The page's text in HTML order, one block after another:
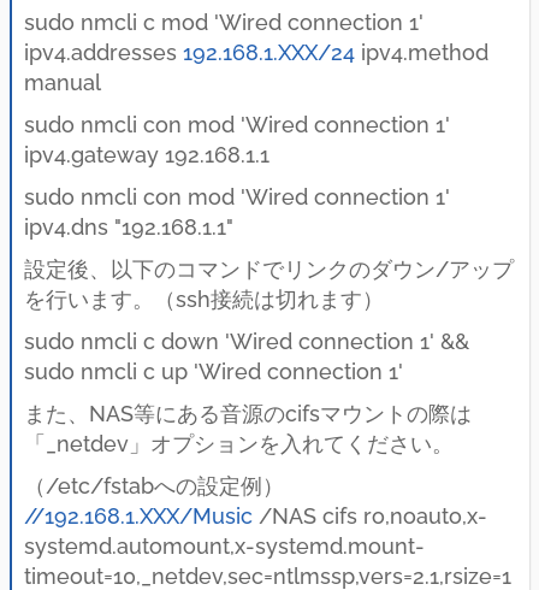
sudo nmcli c mod 'Wired connection 1'
ipv4.addresses 192.168.1.XXX/24 ipv4.method
manual
sudo nmcli con mod 'Wired connection 1'
ipv4.gateway 192.168.1.1
sudo nmcli con mod 'Wired connection 1'
ipv4.dns "192.168.1.1"
設定後、以下のコマンドでリンクのダウン/アップ
を行います。（ssh接続は切れます）
sudo nmcli c down 'Wired connection 1' &&
sudo nmcli c up 'Wired connection 1'
また、NAS等にある音源のcifsマウントの際は
「_netdev」オプションを入れてください。
（/etc/fstabへの設定例）
//192.168.1.XXX/Music /NAS cifs ro,noauto,x-
systemd.automount,x-systemd.mount-
timeout=10,_netdev,sec=ntlmssp,vers=2.1,rsize=1